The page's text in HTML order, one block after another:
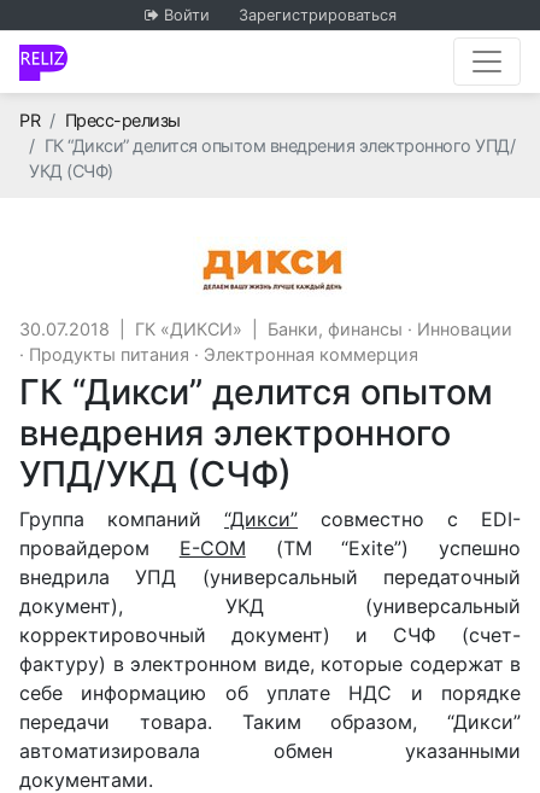
Войти Зарегистрироваться
PRГлавная
Пресс-релизы
ГК “Дикси” делится опытом внедрения электронного УПД/
УКД (СЧФ)
ГК «ДИКСИ»
30.07.2018 ГК «ДИКСИ» Банки, финансы · Инновации
· Продукты питания · Электронная коммерция
ГК “Дикси” делится опытом
внедрения электронного
УПД/УКД (СЧФ)
Группа компаний “Дикси” совместно с EDI-
провайдером E-COM (ТМ “Exite”) успешно
внедрила УПД (универсальный передаточный
документ), УКД (универсальный
корректировочный документ) и СЧФ (счет-
фактуру) в электронном виде, которые содержат в
себе информацию об уплате НДС и порядке
передачи товара. Таким образом, “Дикси”
автоматизировала обмен указанными
документами.